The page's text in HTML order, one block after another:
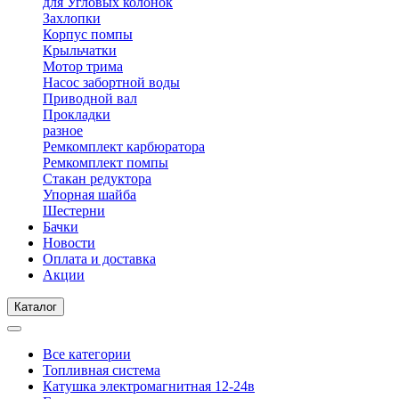
Захлопки
Корпус помпы
Крыльчатки
Мотор трима
Насос забортной воды
Приводной вал
Прокладки
разное
Ремкомплект карбюратора
Ремкомплект помпы
Стакан редуктора
Упорная шайба
Шестерни
Бачки
Новости
Оплата и доставка
Акции
Каталог
Все категории
Топливная система
Катушка электромагнитная 12-24в